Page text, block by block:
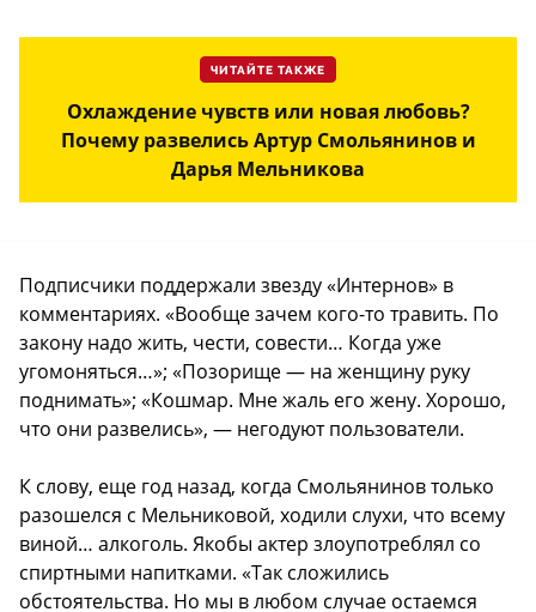
ЧИТАЙТЕ ТАКЖЕ
Охлаждение чувств или новая любовь?
Почему развелись Артур Смольянинов и
Дарья Мельникова
Подписчики поддержали звезду «Интернов» в
комментариях. «Вообще зачем кого-то травить. По
закону надо жить, чести, совести… Когда уже
угомоняться…»; «Позорище — на женщину руку
поднимать»; «Кошмар. Мне жаль его жену. Хорошо,
что они развелись», — негодуют пользователи.
К слову, еще год назад, когда Смольянинов только
разошелся с Мельниковой, ходили слухи, что всему
виной… алкоголь. Якобы актер злоупотреблял со
спиртными напитками. «Так сложились
обстоятельства. Но мы в любом случае остаемся